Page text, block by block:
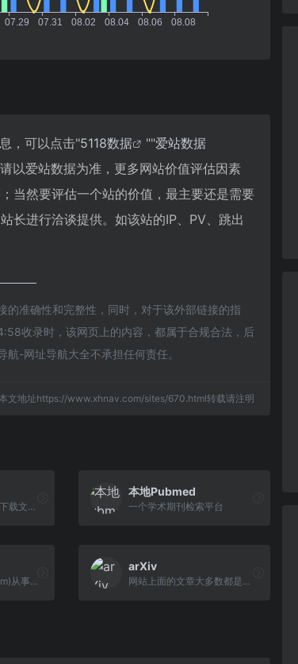
，可以点击"5118数据 ""爱站数据
以爱站数据为准，更多网站价值评估因素
当然要评估一个站的价值，最主要还是需要
长进行洽谈提供。如该站的IP、PV、跳出
准确性和完整性，同时，对于该外部链接的指
收录时，该网页上的内容，都属于合规合法，后
-网址导航大全不承担任何责任。
文地址https://www.xhnav.com/sites/670.html转载请注明
文献部落是一个免费下载文献的学术导航网站，汇总最新免费下载国内外文献的网站，为广大研究生提供最便捷的文献下载方法
本地Pubmed
一个学术期刊检索平台
学术之家(xueshu.com)从事学术在线咨询、学术杂志订阅等学术在线咨询服务，是中国规模较大、服务人员较多的在线咨询网站，学术杂志、订阅不成功退款。
arXiv
网站上面的文章大多数都是会投稿到学术期刊的文章，文章类型内容分类非常专业和全面